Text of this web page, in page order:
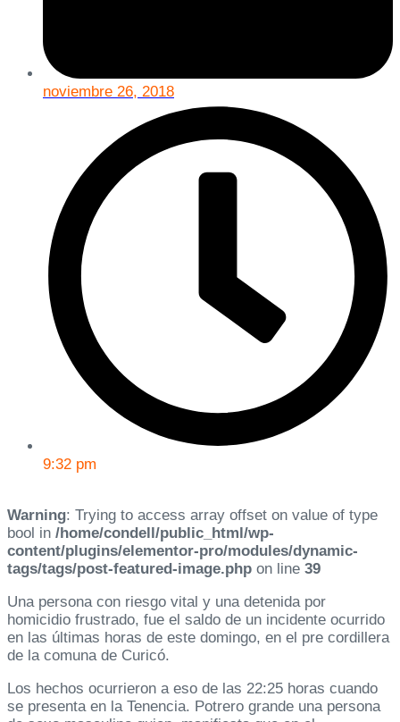
noviembre 26, 2018
9:32 pm
Warning: Trying to access array offset on value of type
bool in /home/condell/public_html/wp-
content/plugins/elementor-pro/modules/dynamic-
tags/tags/post-featured-image.php on line 39
Una persona con riesgo vital y una detenida por
homicidio frustrado, fue el saldo de un incidente ocurrido
en las últimas horas de este domingo, en el pre cordillera
de la comuna de Curicó.
Los hechos ocurrieron a eso de las 22:25 horas cuando
se presenta en la Tenencia. Potrero grande una persona